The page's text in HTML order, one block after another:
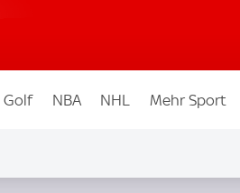
Golf NBA NHL Mehr Sport